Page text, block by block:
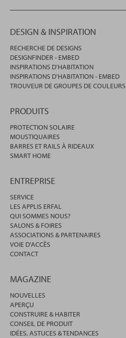
DESIGN & INSPIRATION
RECHERCHE DE DESIGNS
DESIGNFINDER - EMBED
INSPIRATIONS D'HABITATION
INSPIRATIONS D'HABITATION - EMBED
TROUVEUR DE GROUPES DE COULEURS
PRODUITS
PROTECTION SOLAIRE
MOUSTIQUAIRES
BARRES ET RAILS À RIDEAUX
SMART HOME
ENTREPRISE
SERVICE
LES APPLIS ERFAL
QUI SOMMES NOUS?
SALONS & FOIRES
ASSOCIATIONS & PARTENAIRES
VOIE D'ACCÈS
CONTACT
MAGAZINE
NOUVELLES
APERÇU
CONSTRUIRE & HABITER
CONSEIL DE PRODUIT
IDÉES, ASTUCES & TENDANCES